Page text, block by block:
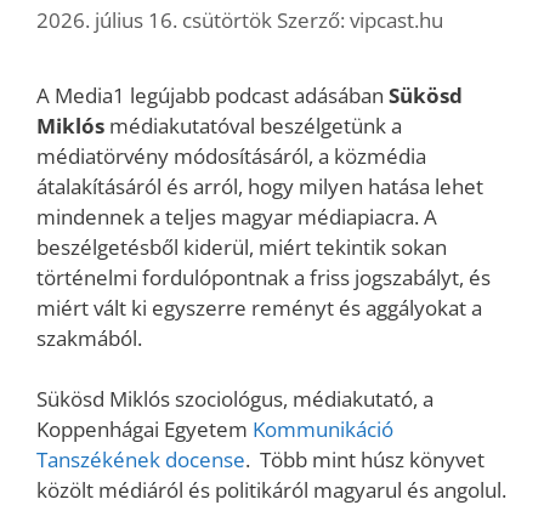
2026. július 16. csütörtök Szerző: vipcast.hu
A Media1 legújabb podcast adásában Sükösd
Miklós médiakutatóval beszélgetünk a
médiatörvény módosításáról, a közmédia
átalakításáról és arról, hogy milyen hatása lehet
mindennek a teljes magyar médiapiacra. A
beszélgetésből kiderül, miért tekintik sokan
történelmi fordulópontnak a friss jogszabályt, és
miért vált ki egyszerre reményt és aggályokat a
szakmából.
Sükösd Miklós szociológus, médiakutató, a
Koppenhágai Egyetem Kommunikáció
Tanszékének docense. Több mint húsz könyvet
közölt médiáról és politikáról magyarul és angolul.